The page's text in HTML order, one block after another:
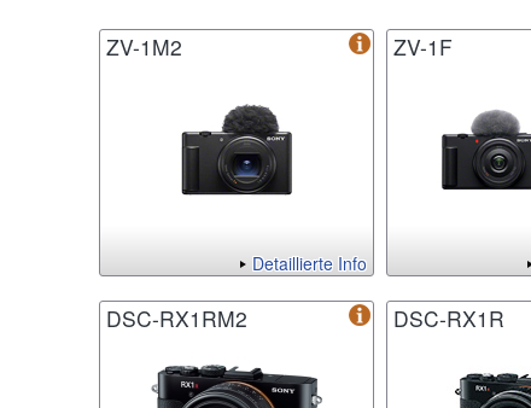
ZV-1M2
Detaillierte Info
ZV-1F
DSC-RX1RM2 DSC-RX1R